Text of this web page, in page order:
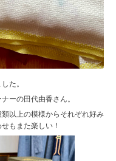
た。
ーの田代由香さん。
以上の模様からそれぞれ好み
もまた楽しい！